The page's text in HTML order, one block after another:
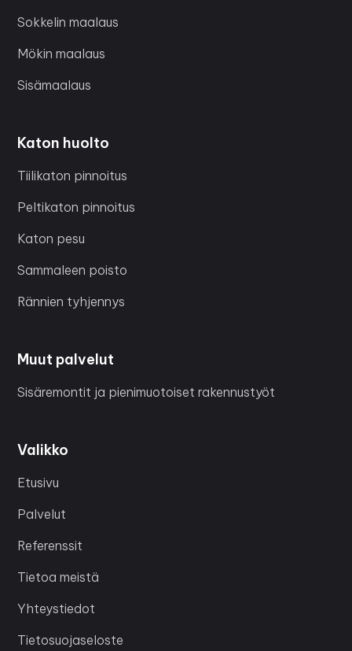
Sokkelin maalaus
Mökin maalaus
Sisämaalaus
Katon huolto
Tiilikaton pinnoitus
Peltikaton pinnoitus
Katon pesu
Sammaleen poisto
Rännien tyhjennys
Muut palvelut
Sisäremontit ja pienimuotoiset rakennustyöt
Valikko
Etusivu
Palvelut
Referenssit
Tietoa meistä
Yhteystiedot
Tietosuojaseloste